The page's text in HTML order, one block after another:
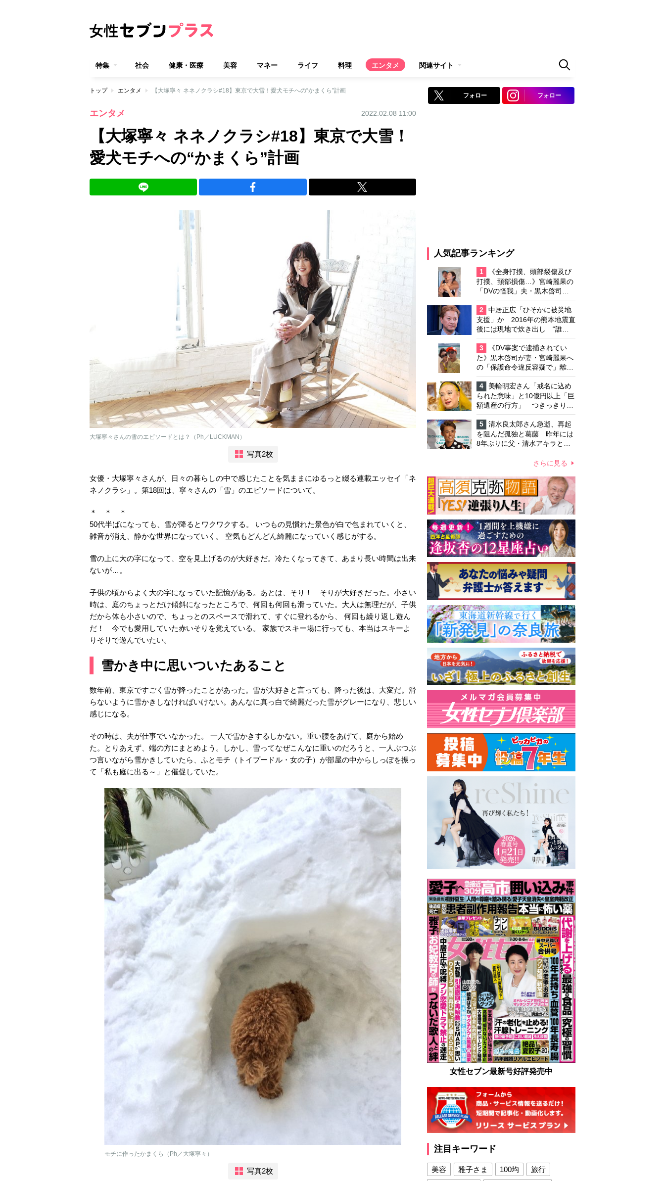
特集 社会 健康・医療 美容 マネー ライフ 料理 エンタメ 関連サイト
トップ エンタメ 【大塚寧々 ネネノクラシ#18】東京で大雪！愛犬モチへの“かまくら”計画
エンタメ 2022.02.08 11:00
【大塚寧々 ネネノクラシ#18】東京で大雪！
愛犬モチへの“かまくら”計画
大塚寧々さんの雪のエピソードとは？（Ph／LUCKMAN）
写真2枚
女優・大塚寧々さんが、日々の暮らしの中で感じたことを気ままにゆるっと綴る連載エッセイ「ネ
ネノクラシ」。第18回は、寧々さんの「雪」のエピソードについて。
＊ ＊ ＊
50代半ばになっても、雪が降るとワクワクする。 いつもの見慣れた景色が白で包まれていくと、
雑音が消え、静かな世界になっていく。 空気もどんどん綺麗になっていく感じがする。
雪の上に大の字になって、空を見上げるのが大好きだ。冷たくなってきて、あまり長い時間は出来
ないが…。
子供の頃からよく大の字になっていた記憶がある。あとは、そり！ そりが大好きだった。小さい
時は、庭のちょっとだけ傾斜になったところで、何回も何回も滑っていた。大人は無理だが、子供
だから体も小さいので、ちょっとのスペースで滑れて、すぐに登れるから、 何回も繰り返し遊ん
だ！ 今でも愛用していた赤いそりを覚えている。 家族でスキー場に行っても、本当はスキーよ
りそりで遊んでいたい。
雪かき中に思いついたあること
数年前、東京ですごく雪が降ったことがあった。雪が大好きと言っても、降った後は、大変だ。滑
らないように雪かきしなければいけない。あんなに真っ白で綺麗だった雪がグレーになり、悲しい
感じになる。
その時は、夫が仕事でいなかった。 一人で雪かきするしかない。重い腰をあげて、庭から始め
た。とりあえず、端の方にまとめよう。しかし、雪ってなぜこんなに重いのだろうと、一人ぶつぶ
つ言いながら雪かきしていたら、ふとモチ（トイプードル・女の子）が部屋の中からしっぽを振っ
て「私も庭に出る～」と催促していた。
モチに作ったかまくら（Ph／大塚寧々）
写真2枚
フォロー フォロー
人気記事ランキング
1
《全身打撲、頭部裂傷及び
打撲、頸部損傷…》宮崎麗果の
「DVの怪我」夫・黒木啓司の
逮捕で始まる「夫婦の闘争」
2
中居正広「ひそかに被災地
支援」か 2016年の熊本地震直
後には現地で炊き出し “誰に
も知られなくて良い”と、むし
ろ強まる福祉活動への思い
3
《DV事案で逮捕されてい
た》黒木啓司が妻・宮崎麗果へ
の「保護命令違反容疑で」離婚
協議は「第二ステージ」へ
4
美輪明宏さん「戒名に込め
られた意味」と10億円以上「巨
額遺産の行方」 つきっきりで
私生活をサポートしていた元俳
優が相続か
5
清水良太郎さん急逝、再起
を阻んだ孤独と葛藤 昨年には
8年ぶりに父・清水アキラと共
ていたが…周囲が懸念していた
さらに見る
女性セブン最新号好評発売中
注目キーワード
美容 雅子さま 100均
旅行